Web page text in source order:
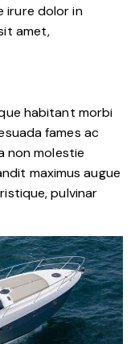
irure dolor in
amet,
habitant morbi
fames ac
non molestie
maximus augue
pulvinar